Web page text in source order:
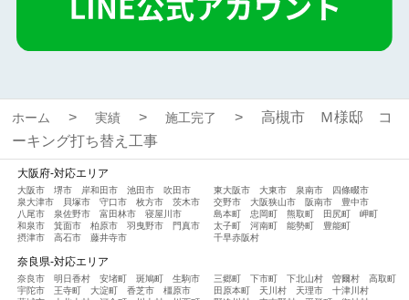
ホーム 実績 施工完了
高槻市 Ｍ様邸 コ
ーキング打ち替え工事
大阪府-対応エリア
大阪市 堺市 岸和田市 池田市
吹田市
泉大津市
貝塚市 守口市 枚方市
茨木市
八尾市
泉佐野市 富田林市
寝屋川市
和泉市
箕面市 柏原市 羽曳野市
門真市
摂津市
高石市 藤井寺市
東大阪市 大東市 泉南市
四條畷市
交野市
大阪狭山市 阪南市
豊中市
島本町
忠岡町 熊取町 田尻町
岬町
太子町
河南町 能勢町
豊能町
千早赤阪村
奈良県-対応エリア
奈良市 明日香村 安堵町 斑鳩町
生駒市
宇陀市
王寺町 大淀町 香芝市
橿原市
三郷町 下市町 下北山村 曽爾村
高取町
田原本町
天川村 天理市
十津川村